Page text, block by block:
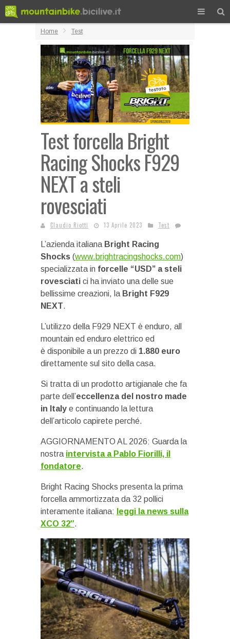
Home Test
Test forcella Bright
Racing Shocks F929
NEXT a steli
rovesciati
Claudio Riotti 13 Aprile 2023 Test
L’azienda italiana Bright Racing
Shocks (www.brightracingshocks.com)
specializzata in forcelle “USD” a steli
rovesciati ci ha inviato una delle sue
bellissime creazioni, la Bright F929
NEXT.
L’utilizzo della F929 NEXT è enduro, all
mountain ed enduro elettrico ed
è disponibile a un prezzo di 1.880 euro
direttamente sul sito della casa.
Si tratta di un prodotto artigianale che fa
parte dell’eccellenza del nostro made
in Italy e continuando la lettura
dell’articolo capirete perché.
AGGIORNAMENTO AL 2026: Guarda la
nostra intervista a Pablo Fiorilli, il
fondatore.
Bright Racing Shocks presenta la prima
forcella ammortizzata da 32 pollici
interamente italiana: leggi la news sulla
XCO 32″.